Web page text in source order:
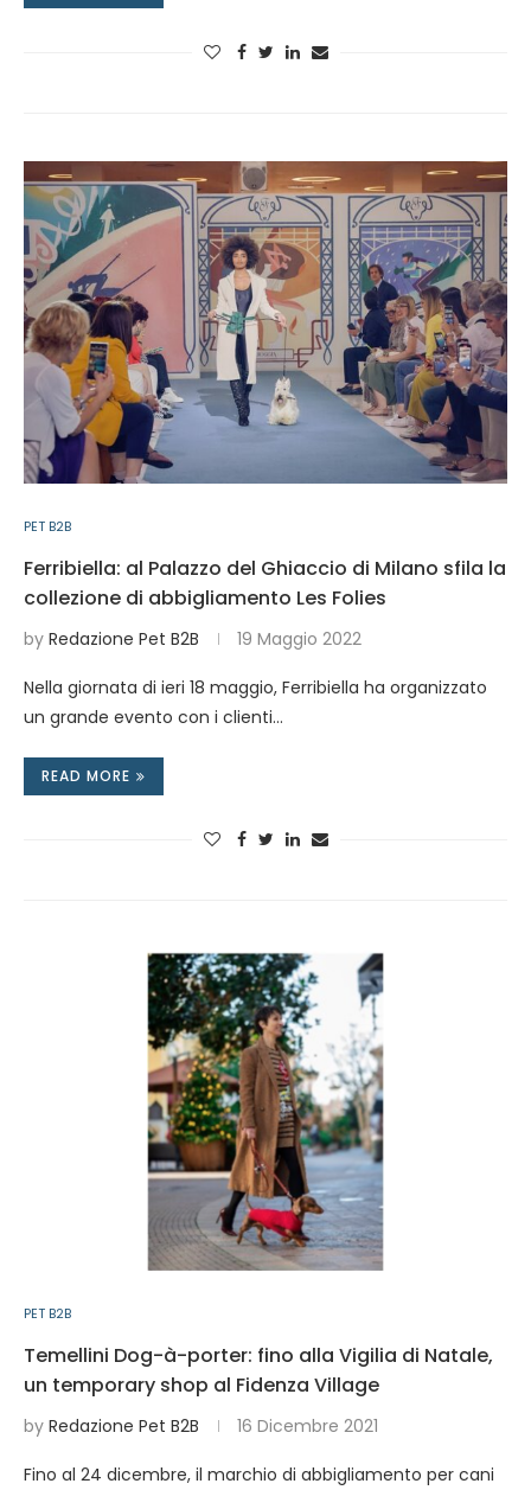
PET B2B
Ferribiella: al Palazzo del Ghiaccio di Milano sfila la
collezione di abbigliamento Les Folies
by Redazione Pet B2B 19 Maggio 2022
Nella giornata di ieri 18 maggio, Ferribiella ha organizzato
un grande evento con i clienti…
READ MORE
PET B2B
Temellini Dog-à-porter: fino alla Vigilia di Natale,
un temporary shop al Fidenza Village
by Redazione Pet B2B 16 Dicembre 2021
Fino al 24 dicembre, il marchio di abbigliamento per cani